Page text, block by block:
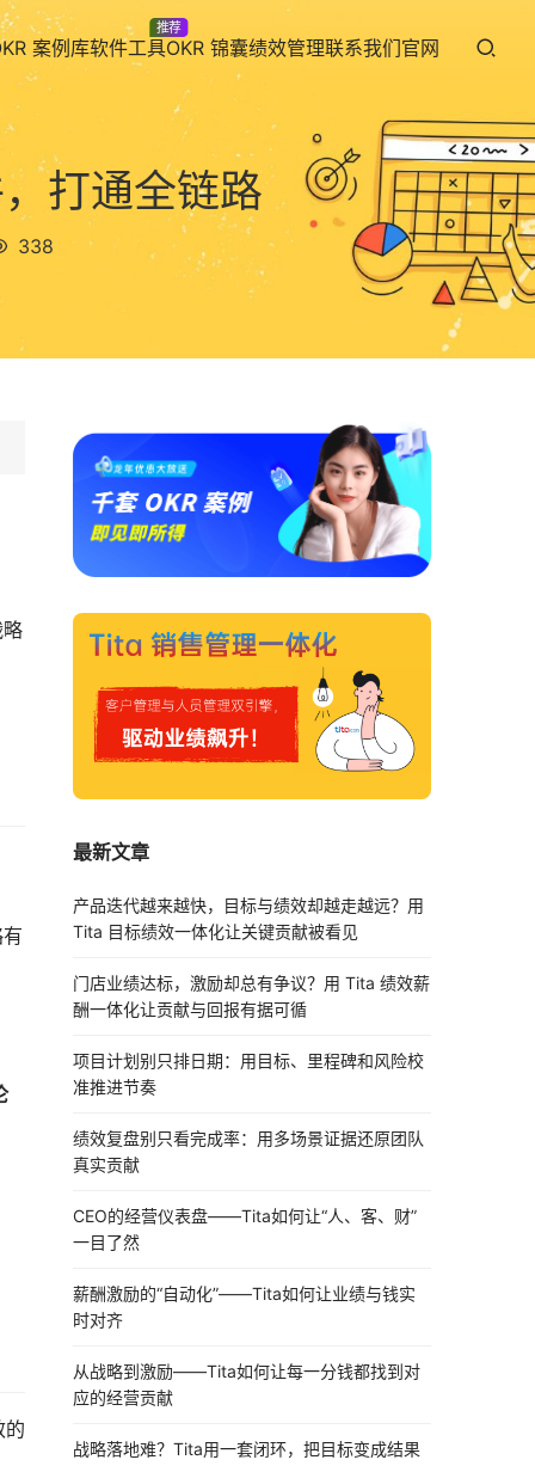
案例库软件工具
推荐
OKR 锦囊绩效管理联系我们官网
打通全链路
338
的
最新文章
产品迭代越来越快，目标与绩效却越走越远？用
Tita 目标绩效一体化让关键贡献被看见
门店业绩达标，激励却总有争议？用 Tita 绩效薪
酬一体化让贡献与回报有据可循
项目计划别只排日期：用目标、里程碑和风险校
准推进节奏
绩效复盘别只看完成率：用多场景证据还原团队
真实贡献
CEO的经营仪表盘——Tita如何让“人、客、财”
一目了然
薪酬激励的“自动化”——Tita如何让业绩与钱实
时对齐
从战略到激励——Tita如何让每一分钱都找到对
应的经营贡献
战略落地难？Tita用一套闭环，把目标变成结果